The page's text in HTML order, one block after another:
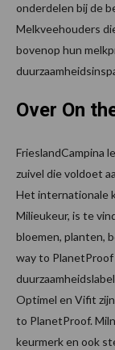
onderdelen bij de
Melkveehouders
bovenop hun
Over On
FrieslandCampina
zuivel die voldoet
Het internationale
Milieukeur, is te
bloemen, planten,
way to
Optimel en Vifit
to PlanetProof.
keurmerk en ook